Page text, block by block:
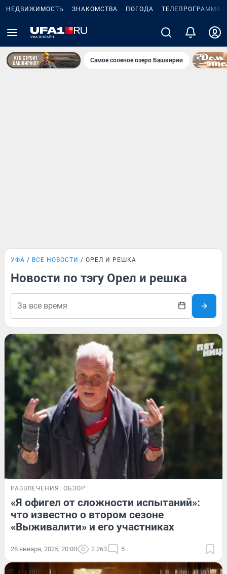
НЕДВИЖИМОСТЬ ЗНАКОМСТВА ПОГОДА ТЕЛЕПРОГРАММА
Самое соленое озеро Башкирии
УФА ВСЕ НОВОСТИ ОРЕЛ И РЕШКА
Новости по тэгу Орел и решка
РАЗВЛЕЧЕНИЯ ОБЗОР
«Я офигел от сложности испытаний»:
что известно о втором сезоне
«Выживалити» и его участниках
28 января, 2025, 20:00 2 263 5